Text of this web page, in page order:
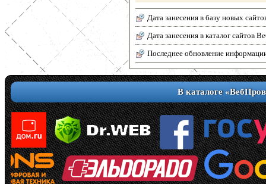
Дата занесения в базу новых
Дата занесения в каталог сайтов
Последнее обновление
В каталоге